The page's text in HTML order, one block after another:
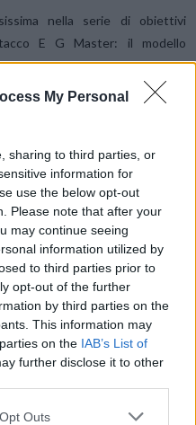
My Personal
sharing to third parties, or
information for
use the below opt-out
Please note that after your
may continue seeing
information utilized by
to third parties prior to
opt-out of the further
by third parties on the
This information may
on the IAB’s List of
further disclose it to other
Outs
nella serie di obiettivi
E G Master: il modello
frame a focale fissa da 135 mm
tecnologie ottiche più avanzate